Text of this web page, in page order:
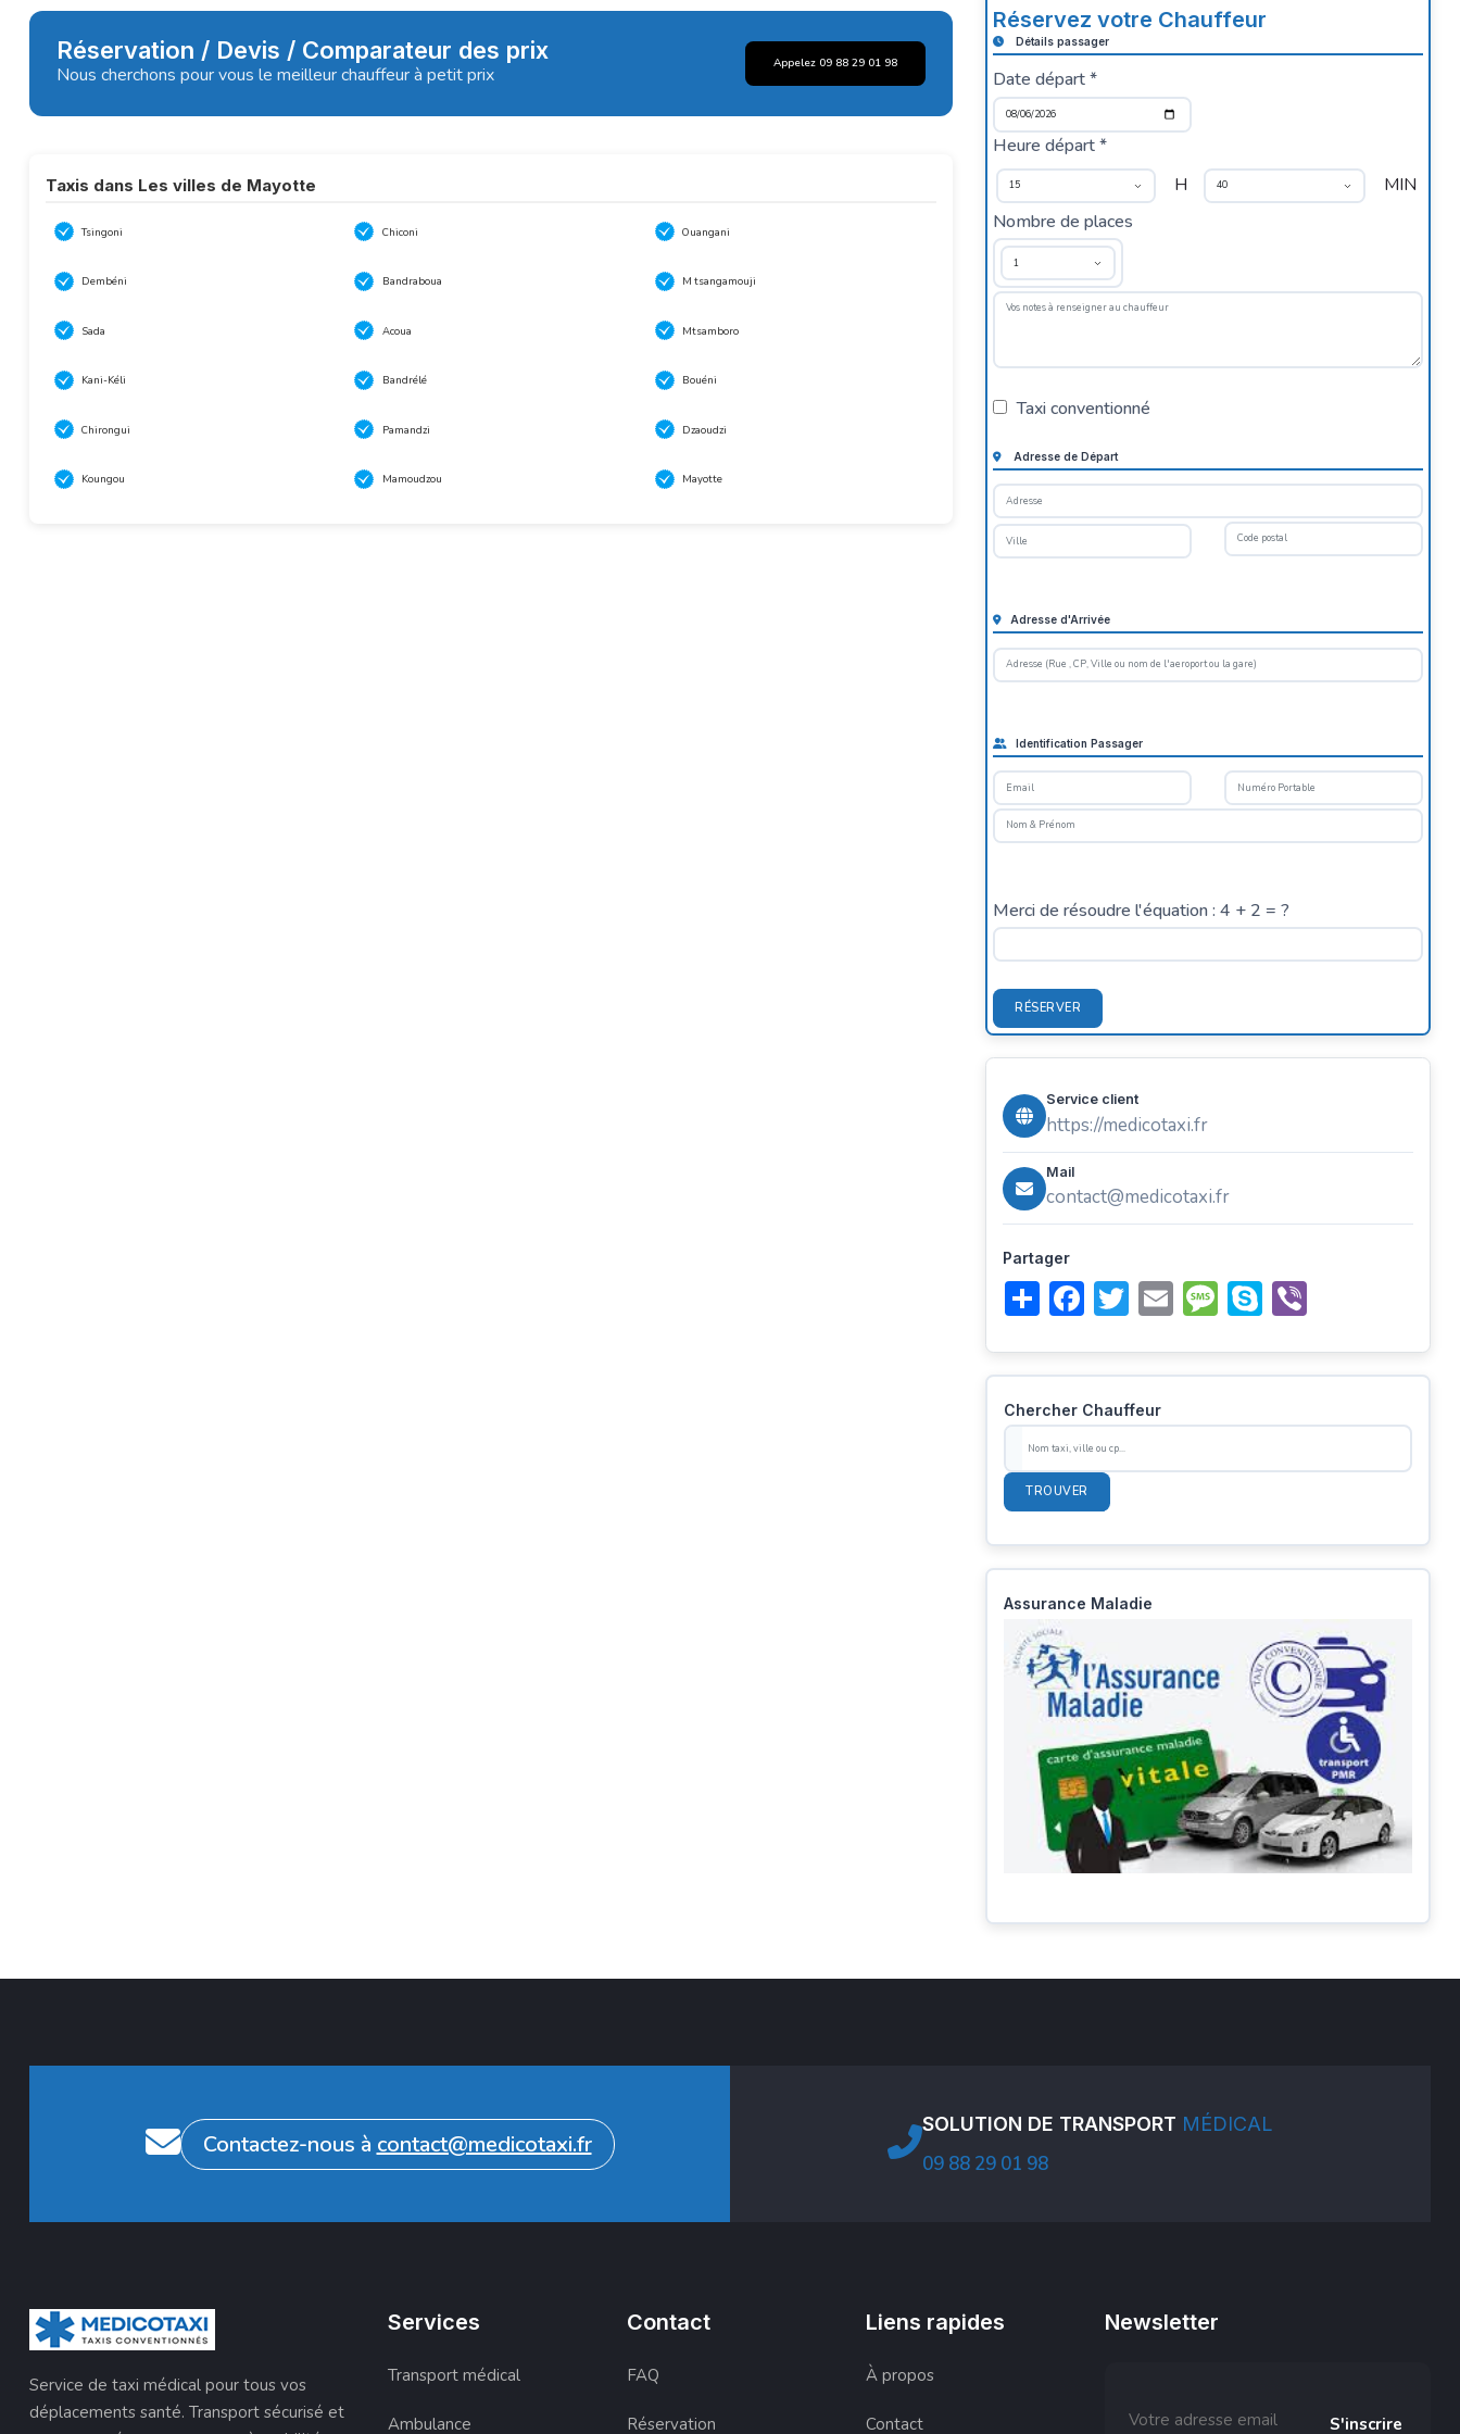
Réservation / Devis / Comparateur des prix
Nous cherchons pour vous le meilleur chauffeur à petit prix Appelez 09 88 29 01 98
Taxis dans Les villes de Mayotte
Tsingoni Chiconi Ouangani
Dembéni Bandraboua M tsangamouji
Sada Acoua Mtsamboro
Kani-Kéli Bandrélé Bouéni
Chirongui Pamandzi Dzaoudzi
Koungou Mamoudzou Mayotte
Réservez votre Chauffeur
Détails passager
Date départ *
Heure départ *
H
MIN
Nombre de places
Taxi conventionné
Adresse de Départ
Adresse d'Arrivée
Identification Passager
Merci de résoudre l'équation : 4 + 2 = ?
RÉSERVER
Service client
https://medicotaxi.fr
Mail
contact@medicotaxi.fr
Partager
Share FacebookTwitter Email MessageSkype
Chercher Chauffeur
TROUVER
Assurance Maladie
Contactez-nous à contact@medicotaxi.fr
SOLUTION DE TRANSPORT MÉDICAL
09 88 29 01 98
Service de taxi médical pour tous vos
déplacements santé. Transport sécurisé et
Services
Transport médical
Ambulance
Contact
FAQ
Réservation
Liens rapides
À propos
Contact
Newsletter
S'inscrire